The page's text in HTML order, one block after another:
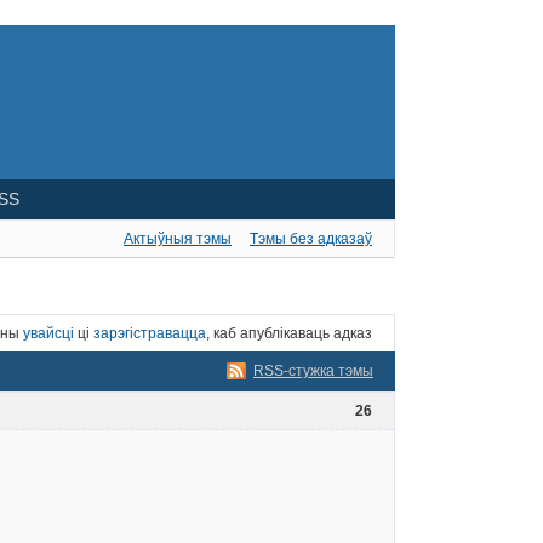
Актыўныя тэмы Тэмы без адказаў
увайсці ці зарэгістравацца , каб апублікаваць адказ
RSS-стужка тэмы
26